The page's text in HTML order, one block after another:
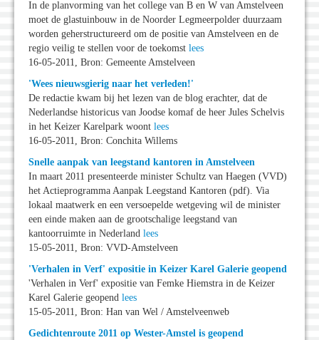
In de planvorming van het college van B en W van Amstelveen
moet de glastuinbouw in de Noorder Legmeerpolder duurzaam
worden geherstructureerd om de positie van Amstelveen en de
regio veilig te stellen voor de toekomst lees
16-05-2011, Bron: Gemeente Amstelveen
'Wees nieuwsgierig naar het verleden!'
De redactie kwam bij het lezen van de blog erachter, dat de
Nederlandse historicus van Joodse komaf de heer Jules Schelvis
in het Keizer Karelpark woont lees
16-05-2011, Bron: Conchita Willems
Snelle aanpak van leegstand kantoren in Amstelveen
In maart 2011 presenteerde minister Schultz van Haegen (VVD)
het Actieprogramma Aanpak Leegstand Kantoren (pdf). Via
lokaal maatwerk en een versoepelde wetgeving wil de minister
een einde maken aan de grootschalige leegstand van
kantoorruimte in Nederland lees
15-05-2011, Bron: VVD-Amstelveen
'Verhalen in Verf' expositie in Keizer Karel Galerie geopend
'Verhalen in Verf' expositie van Femke Hiemstra in de Keizer
Karel Galerie geopend lees
15-05-2011, Bron: Han van Wel / Amstelveenweb
Gedichtenroute 2011 op Wester-Amstel is geopend